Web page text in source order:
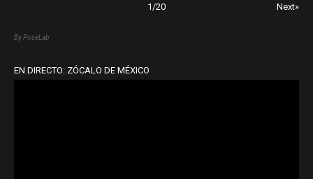
1 /20 Next»
By PoseLab
EN DIRECTO: ZÓCALO DE MÉXICO